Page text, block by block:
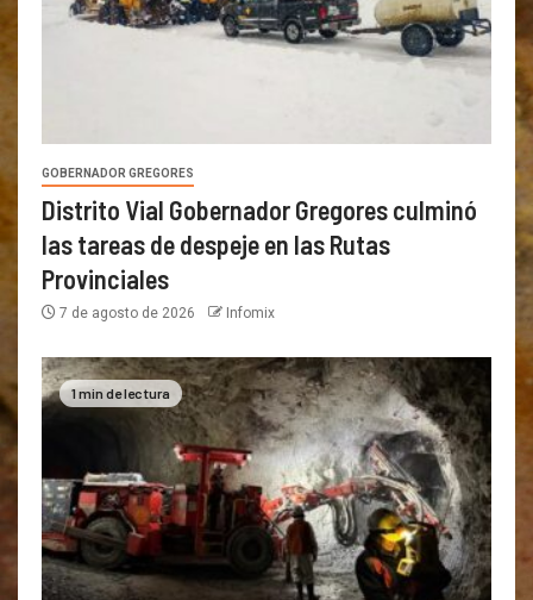
GOBERNADOR GREGORES
Distrito Vial Gobernador Gregores culminó
las tareas de despeje en las Rutas
Provinciales
7 de agosto de 2026 Infomix
1 min de lectura